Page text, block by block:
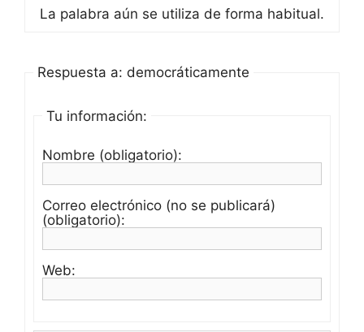
La palabra aún se utiliza de forma habitual.
Respuesta a: democráticamente
Tu información:
Nombre (obligatorio):
Correo electrónico (no se publicará)
(obligatorio):
Web: